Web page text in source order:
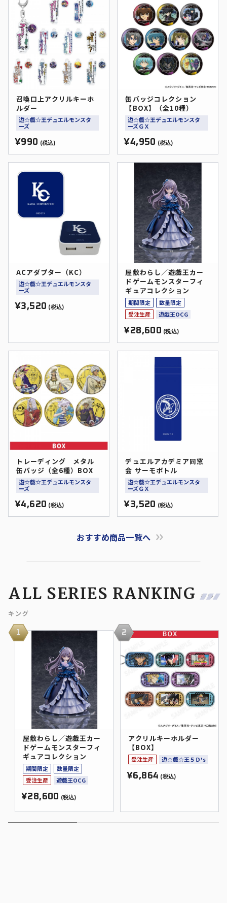
召喚口上アクリルキーホ
ルダー
遊☆戯☆王デュエルモンスタ
ーズ
¥990 (税込)
缶バッジコレクション
【BOX】（全10種）
遊☆戯☆王デュエルモンスタ
ーズＧＸ
¥4,950 (税込)
ACアダプター（KC）
遊☆戯☆王デュエルモンスタ
ーズ
¥3,520 (税込)
屋敷わらし／遊戯王カー
ドゲームモンスターフィ
ギュアコレクション
期間限定
数量限定
受注生産
遊戯王OCG
¥28,600 (税込)
トレーディング メタル
缶バッジ（全6種）BOX
遊☆戯☆王デュエルモンスタ
ーズ
¥4,620 (税込)
デュエルアカデミア同窓
会 サーモボトル
遊☆戯☆王デュエルモンスタ
ーズＧＸ
¥3,520 (税込)
おすすめ商品一覧へ
ALL SERIES RANKING
ラン
キング
1
屋敷わらし／遊戯王カー
ドゲームモンスターフィ
ギュアコレクション
期間限定
数量限定
受注生産
遊戯王OCG
¥28,600 (税込)
2
アクリルキーホルダー
【BOX】
受注生産 遊☆戯☆王５Ｄ's
¥6,864 (税込)